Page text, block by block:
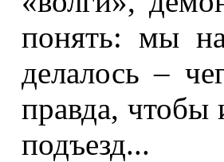
понять: мы
делалось –
правда,
подъезд...